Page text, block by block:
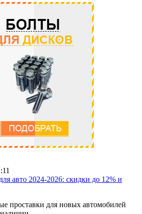
авто 2024-2026: скидки до 12% и
проставки для новых автомобилей